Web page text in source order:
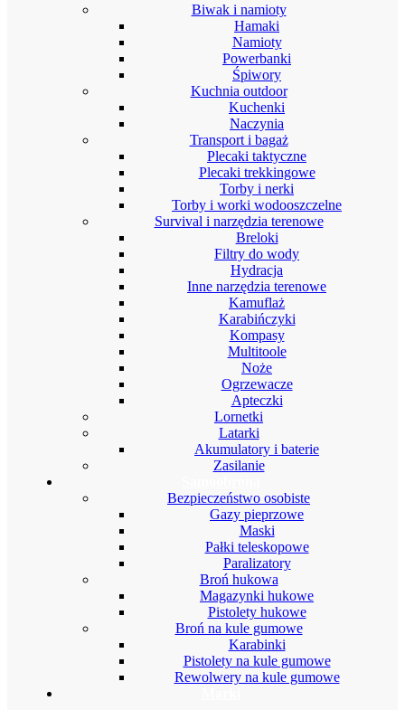
Biwak i namioty
Hamaki
Namioty
Powerbanki
Śpiwory
Kuchnia outdoor
Kuchenki
Naczynia
Transport i bagaż
Plecaki taktyczne
Plecaki trekkingowe
Torby i nerki
Torby i worki wodooszczelne
Survival i narzędzia terenowe
Breloki
Filtry do wody
Hydracja
Inne narzędzia terenowe
Kamuflaż
Karabińczyki
Kompasy
Multitoole
Noże
Ogrzewacze
Apteczki
Lornetki
Latarki
Akumulatory i baterie
Zasilanie
Bezpieczeństwo osobiste
Gazy pieprzowe
Maski
Pałki teleskopowe
Paralizatory
Broń hukowa
Magazynki hukowe
Pistolety hukowe
Broń na kule gumowe
Karabinki
Pistolety na kule gumowe
Rewolwery na kule gumowe